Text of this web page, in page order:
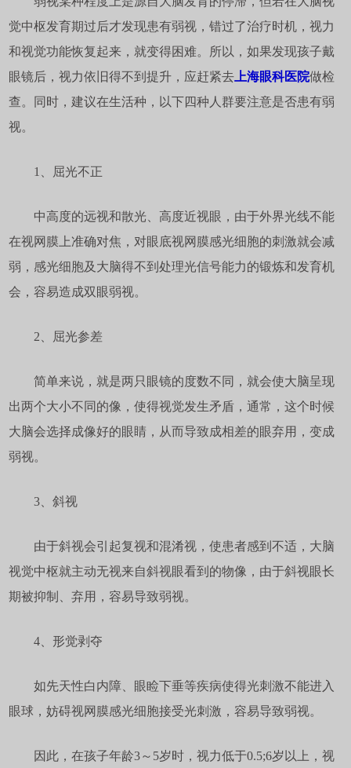
觉中枢发育期过后才发现患有弱视，错过了治疗时机，视力
和视觉功能恢复起来，就变得困难。所以，如果发现孩子戴
眼镜后，视力依旧得不到提升，应赶紧去上海眼科医院做检
查。同时，建议在生活种，以下四种人群要注意是否患有弱
视。
1、屈光不正
中高度的远视和散光、高度近视眼，由于外界光线不能
在视网膜上准确对焦，对眼底视网膜感光细胞的刺激就会减
弱，感光细胞及大脑得不到处理光信号能力的锻炼和发育机
会，容易造成双眼弱视。
2、屈光参差
简单来说，就是两只眼镜的度数不同，就会使大脑呈现
出两个大小不同的像，使得视觉发生矛盾，通常，这个时候
大脑会选择成像好的眼睛，从而导致成相差的眼弃用，变成
弱视。
3、斜视
由于斜视会引起复视和混淆视，使患者感到不适，大脑
视觉中枢就主动无视来自斜视眼看到的物像，由于斜视眼长
期被抑制、弃用，容易导致弱视。
4、形觉剥夺
如先天性白内障、眼睑下垂等疾病使得光刺激不能进入
眼球，妨碍视网膜感光细胞接受光刺激，容易导致弱视。
因此，在孩子年龄3～5岁时，视力低于0.5;6岁以上，视